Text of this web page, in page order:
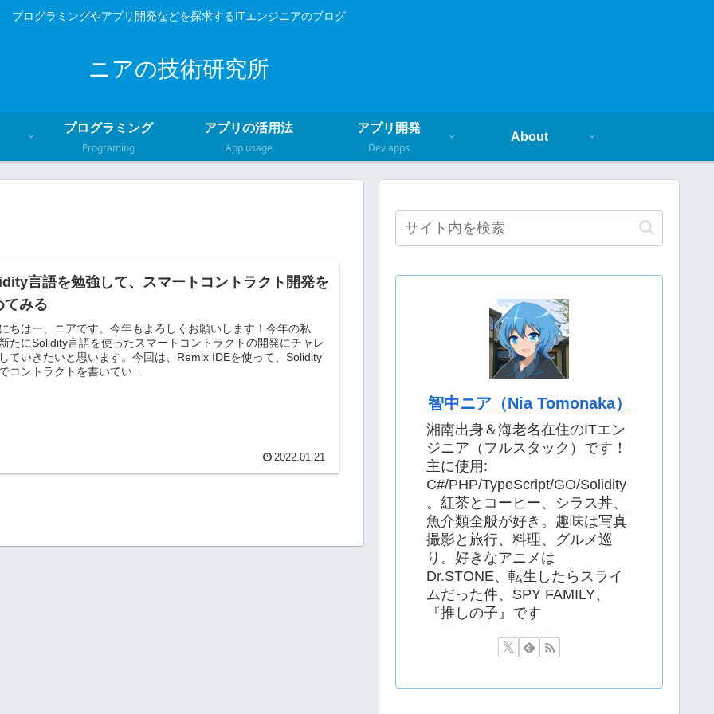
プログラミングやアプリ開発などを探求するITエンジニアのブログ
ニアの技術研究所
プログラミング
Programing
アプリの活用法
App usage
アプリ開発
Dev apps
About
言語を勉強して、スマートコントラクト開発を
てみる
ちはー、ニアです。今年もよろしくお願いします！今年の私
たにSolidity言語を使ったスマートコントラクトの開発にチャレ
ていきたいと思います。今回は、Remix IDEを使って、Solidity
コントラクトを書いてい...
2022.01.21
智中ニア（Nia Tomonaka）
湘南出身＆海老名在住のITエン
ジニア（フルスタック）です！
主に使用:
C#/PHP/TypeScript/GO/Solidity
。紅茶とコーヒー、シラス丼、
魚介類全般が好き。趣味は写真
撮影と旅行、料理、グルメ巡
り。好きなアニメは
Dr.STONE、転生したらスライ
ムだった件、SPY FAMILY、
『推しの子』です